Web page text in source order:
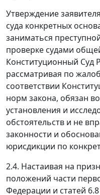
Утверждение
суда конкретных
заниматься
проверке судами
Конституционный Суд
рассматривая по
соответствии
норм закона, обязан
установления и
обстоятельств и не
законности и
юрисдикции по
2.4. Настаивая на
положений части
Федерации и статей 6.8